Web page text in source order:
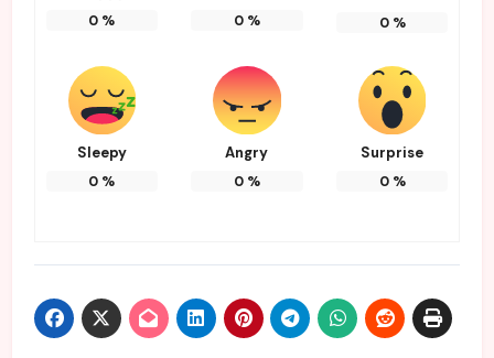
0 %
0%
0%
Sleepy
0 %
Angry
0%
Surprise
0%